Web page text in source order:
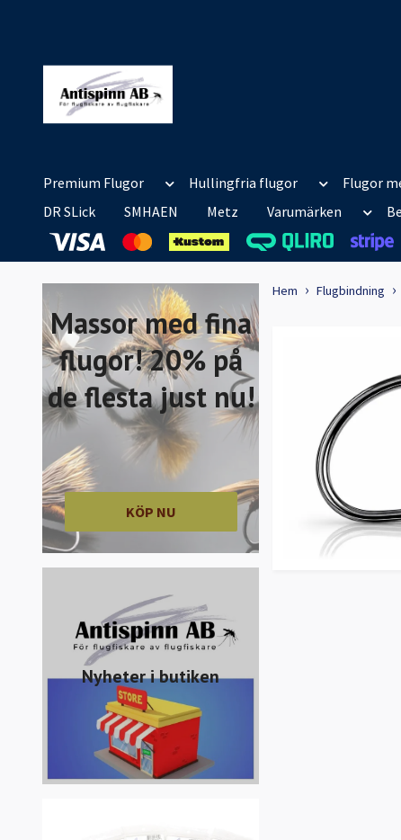
Premium Flugor Hullingfria flugor Flugor
DR SLick
SMHAEN Metz Varumärken
Massor med fina
flugor! 20% på
de flesta just nu!
KÖP NU
Nyheter i butiken
Hem Flugbindning